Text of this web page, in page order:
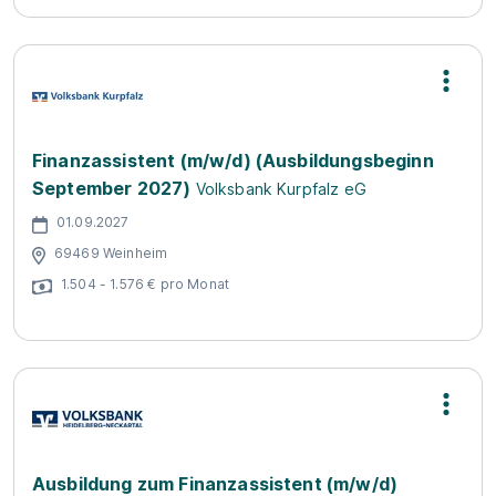
Finanzassistent (m/w/d) (Ausbildungsbeginn
September 2027) Volksbank Kurpfalz eG
01.09.2027
69469 Weinheim
1.504 - 1.576 € pro Monat
Ausbildung zum Finanzassistent (m/w/d)